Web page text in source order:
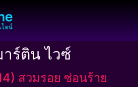
าร์ติน ไวซ์
สวมรอย ซ่อนร้าย